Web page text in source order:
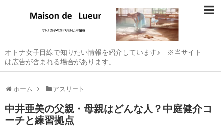
オトナ女子目線で知りたい情報を紹介しています♪ ※当サイト
は広告が含まれる場合があります。
ホーム アスリート
中井亜美の父親・母親はどんな人？中庭健介コ
ーチと練習拠点